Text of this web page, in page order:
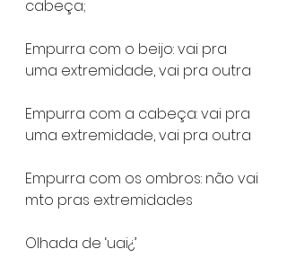
cabeça;
Empurra com o beijo: vai pra
uma extremidade, vai pra outra
Empurra com a cabeça: vai pra
uma extremidade, vai pra outra
Empurra com os ombros: não vai
mto pras extremidades
Olhada de ‘uai¿’